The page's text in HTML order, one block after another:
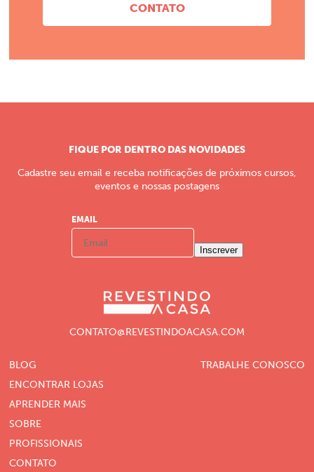
CONTATO
FIQUE POR DENTRO DAS NOVIDADES
Cadastre seu email e receba notificações de próximos cursos,
eventos e nossas postagens
EMAIL
Inscrever
CONTATO@REVESTINDOACASA.COM
BLOG
ENCONTRAR LOJAS
APRENDER MAIS
SOBRE
PROFISSIONAIS
CONTATO
TRABALHE CONOSCO